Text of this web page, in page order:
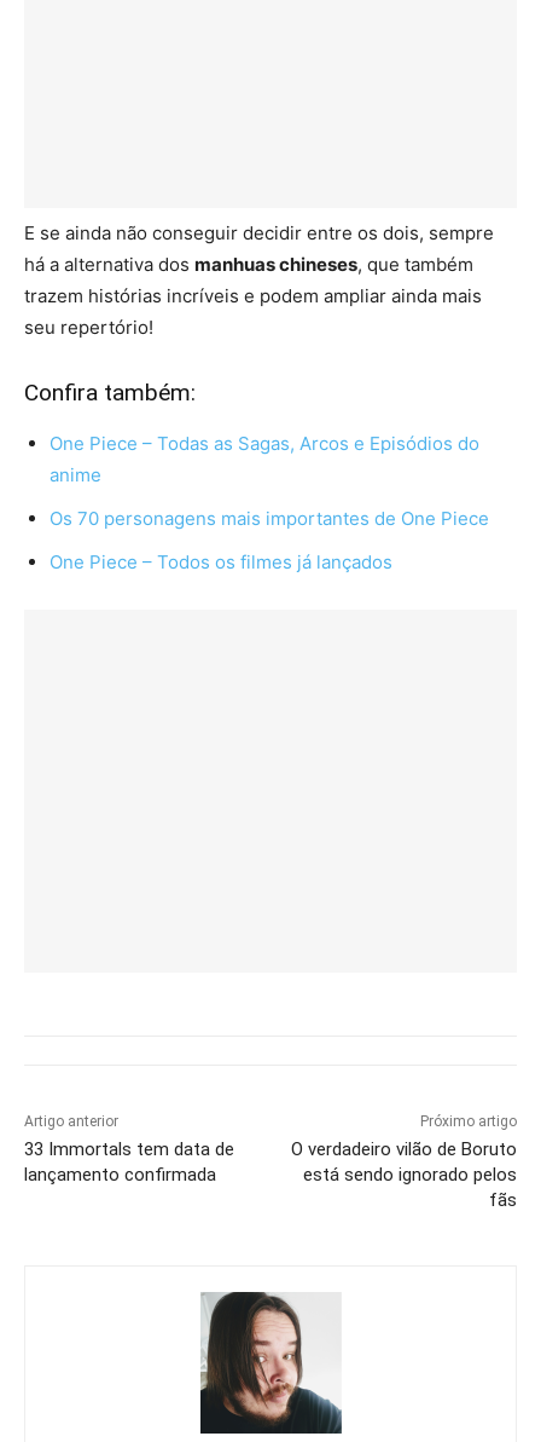
E se ainda não conseguir decidir entre os dois, sempre
há a alternativa dos manhuas chineses, que também
trazem histórias incríveis e podem ampliar ainda mais
seu repertório!
Confira também:
One Piece – Todas as Sagas, Arcos e Episódios do
anime
Os 70 personagens mais importantes de One Piece
One Piece – Todos os filmes já lançados
Artigo anterior
33 Immortals tem data de
lançamento confirmada
Próximo artigo
O verdadeiro vilão de Boruto
está sendo ignorado pelos
fãs